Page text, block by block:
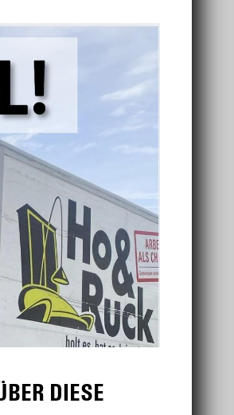
DIESE